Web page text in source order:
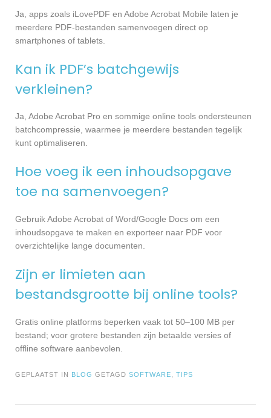
Ja, apps zoals iLovePDF en Adobe Acrobat Mobile laten je
meerdere PDF-bestanden samenvoegen direct op
smartphones of tablets.
Kan ik PDF’s batchgewijs
verkleinen?
Ja, Adobe Acrobat Pro en sommige online tools ondersteunen
batchcompressie, waarmee je meerdere bestanden tegelijk
kunt optimaliseren.
Hoe voeg ik een inhoudsopgave
toe na samenvoegen?
Gebruik Adobe Acrobat of Word/Google Docs om een
inhoudsopgave te maken en exporteer naar PDF voor
overzichtelijke lange documenten.
Zijn er limieten aan
bestandsgrootte bij online tools?
Gratis online platforms beperken vaak tot 50–100 MB per
bestand; voor grotere bestanden zijn betaalde versies of
offline software aanbevolen.
GEPLAATST IN BLOG GETAGD SOFTWARE TIPS